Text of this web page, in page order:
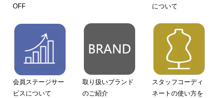
OFF
について
会員ステージサー
ビスについて
取り扱いブランド
のご紹介
スタッフコーディ
ネートの使い方を